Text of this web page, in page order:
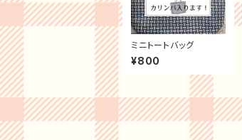
ミニトートバッグ
¥800